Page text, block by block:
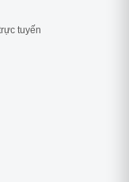
tuyến